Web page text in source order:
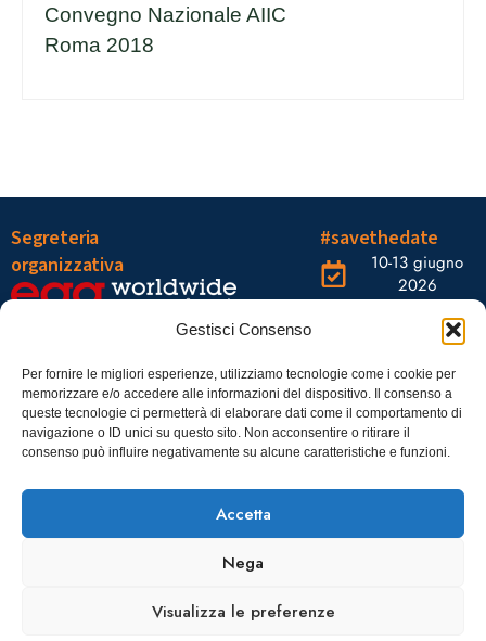
Gestisci Consenso
Per fornire le migliori esperienze, utilizziamo tecnologie come i cookie per
memorizzare e/o accedere alle informazioni del dispositivo. Il consenso a
queste tecnologie ci permetterà di elaborare dati come il comportamento di
navigazione o ID unici su questo sito. Non acconsentire o ritirare il
consenso può influire negativamente su alcune caratteristiche e funzioni.
Accetta
Nega
Visualizza le preferenze
Convegno Nazionale AIIC
Roma 2018
Segreteria
organizzativa
Tel.: 06328121
infoaiic2026@ega.it
#savethedate
10-13 giugno
2026
OGR Torino
Castelfidardo,
22 10128
Torino
SCARICA
ICS